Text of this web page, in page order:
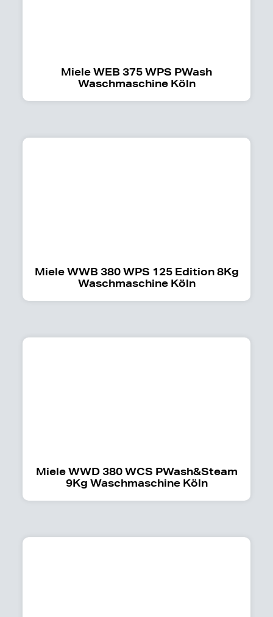
Miele WEB 375 WPS PWash
Waschmaschine Köln
Miele WWB 380 WPS 125 Edition 8Kg
Waschmaschine Köln
Miele WWD 380 WCS PWash&Steam
9Kg Waschmaschine Köln